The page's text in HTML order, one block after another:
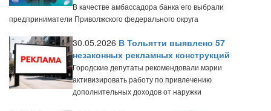
В качестве амбассадора банка его выбрали
предприниматели Приволжского федерального округа
30.05.2026 В Тольятти выявлено 57
незаконных рекламных конструкций
Городские депутаты рекомендовали мэрии
активизировать работу по привлечению
дополнительных доходов от наружки